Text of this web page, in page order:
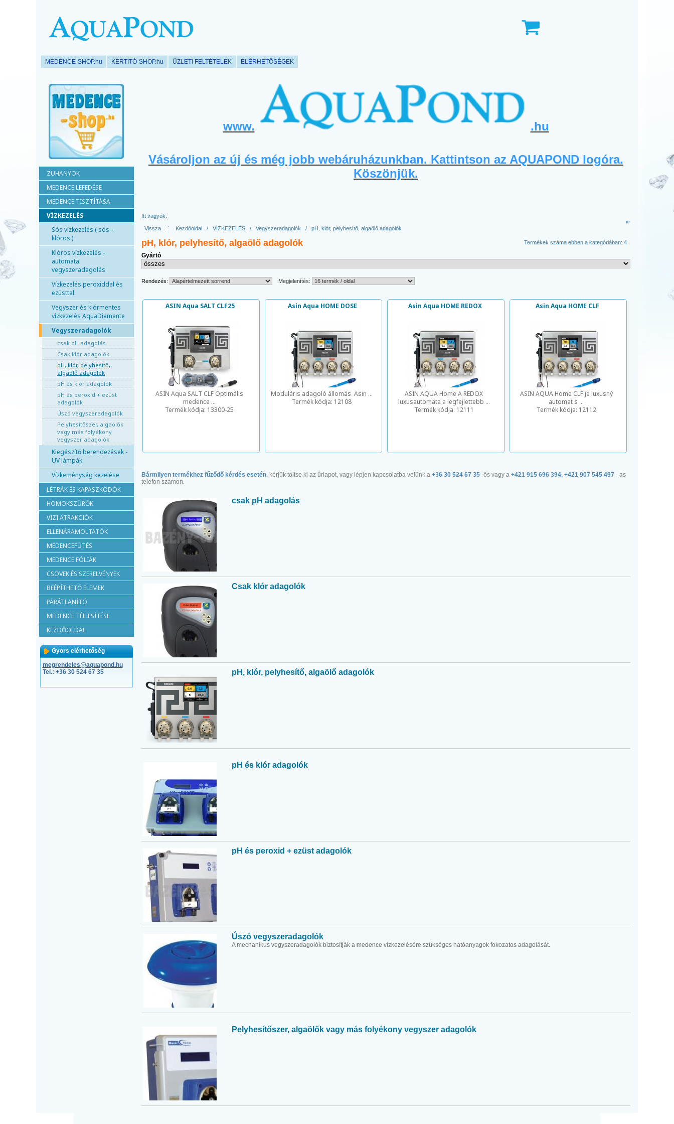
MEDENCE-SHOP.hu KERTITÓ-SHOP.hu ÜZLETI FELTÉTELEK ELÉRHETŐSÉGEK
ZUHANYOK
MEDENCE LEFEDÉSE
MEDENCE TISZTÍTÁSA
VÍZKEZELÉS
Sós vízkezelés ( sós -
klóros )
Klóros vízkezelés -
automata
vegyszeradagolás
Vízkezelés peroxiddal és
ezüsttel
Vegyszer és klórmentes
vízkezelés AquaDiamante
Vegyszeradagolók
csak pH adagolás
Csak klór adagolók
pH, klór, pelyhesítő,
algaölő adagolók
pH és klór adagolók
pH és peroxid + ezüst
adagolók
Úszó vegyszeradagolók
Pelyhesítőszer, algaölők
vagy más folyékony
vegyszer adagolók
Kiegészítő berendezések -
UV lámpák
Vízkeménység kezelése
LÉTRÁK ÉS KAPASZKODÓK
HOMOKSZŰRŐK
VIZI ATRAKCIÓK
ELLENÁRAMOLTATÓK
MEDENCEFŰTÉS
MEDENCE FÓLIÁK
CSÖVEK ÉS SZERELVÉNYEK
BEÉPÍTHETŐ ELEMEK
PÁRÁTLANÍTÓ
MEDENCE TÉLIESÍTÉSE
KEZDŐOLDAL
Gyors elérhetőség
megrendeles@aquapond.hu
Tel.: +36 30 524 67 35
www. .hu
Vásároljon az új és még jobb webáruházunkban. Kattintson az AQUAPOND logóra.
Köszönjük.
Itt vagyok:
➜
Vissza
⋮ Kezdőoldal / VÍZKEZELÉS / Vegyszeradagolók / pH, klór, pelyhesítő, algaölő adagolók
pH, klór, pelyhesítő, algaölő adagolók Termékek száma ebben a kategóriában: 4
Gyártó
Rendezés: Megjelenítés:
ASIN Aqua SALT CLF25
ASIN Aqua SALT CLF Optimális
medence ...
Termék kódja: 13300-25
Asin Aqua HOME DOSE
Moduláris adagoló állomás Asin ...
Termék kódja: 12108
Asin Aqua HOME REDOX
ASIN AQUA Home A REDOX
luxusautomata a legfejlettebb ...
Termék kódja: 12111
Asin Aqua HOME CLF
ASIN AQUA Home CLF je luxusný
automat s ...
Termék kódja: 12112
Bármilyen termékhez fűződő kérdés esetén, kérjük töltse ki az űrlapot, vagy lépjen kapcsolatba velünk a +36 30 524 67 35 -ös vagy a +421 915 696 394, +421 907 545 497 - as
telefon számon.
csak pH adagolás
Csak klór adagolók
pH, klór, pelyhesítő, algaölő adagolók
pH és klór adagolók
pH és peroxid + ezüst adagolók
Úszó vegyszeradagolók
A mechanikus vegyszeradagolók biztosítják a medence vízkezelésére szükséges hatóanyagok fokozatos adagolását.
Pelyhesítőszer, algaölők vagy más folyékony vegyszer adagolók